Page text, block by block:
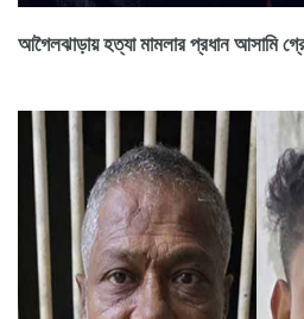
আগৈলঝাড়ায় হত্যা মামলার প্রধান আসামি